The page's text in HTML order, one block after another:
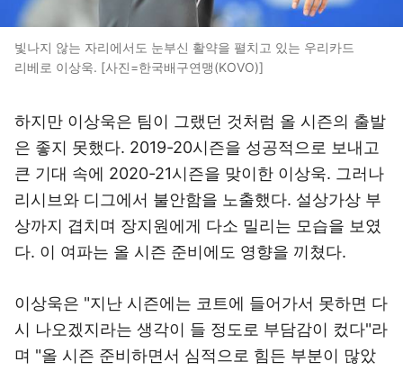
빛나지 않는 자리에서도 눈부신 활약을 펼치고 있는 우리카드
리베로 이상욱. [사진=한국배구연맹(KOVO)]
하지만 이상욱은 팀이 그랬던 것처럼 올 시즌의 출발
은 좋지 못했다. 2019-20시즌을 성공적으로 보내고
큰 기대 속에 2020-21시즌을 맞이한 이상욱. 그러나
리시브와 디그에서 불안함을 노출했다. 설상가상 부
상까지 겹치며 장지원에게 다소 밀리는 모습을 보였
다. 이 여파는 올 시즌 준비에도 영향을 끼쳤다.
이상욱은 "지난 시즌에는 코트에 들어가서 못하면 다
시 나오겠지라는 생각이 들 정도로 부담감이 컸다"라
며 "올 시즌 준비하면서 심적으로 힘든 부분이 많았